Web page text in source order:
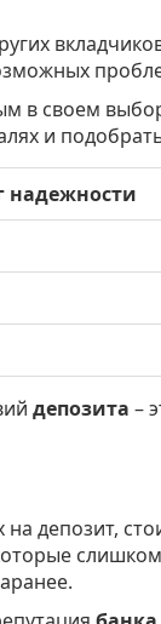
в своем
и
надежности
депозита –
на депозит,